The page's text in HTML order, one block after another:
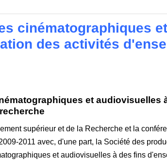
cinématographiques et
des activités
et audiovisuelles
supérieur et de la Recherche et la
2011 avec, d'une part, la Société des
et audiovisuelles à des fins